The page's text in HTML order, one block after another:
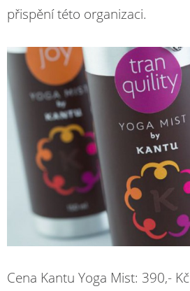
přispění této organizaci.
Cena Kantu Yoga Mist: 390,- Kč